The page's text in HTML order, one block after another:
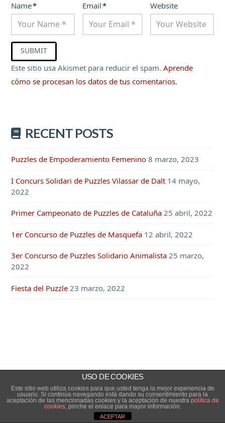
Name* Email* Website
Este sitio usa Akismet para reducir el spam.Aprende
cómo se procesan los datos de tus comentarios.
RECENT POSTS
Puzzles de Empoderamiento Femenino 8 marzo, 2023
I Concurs Solidari de Puzzles Vilassar de Dalt 14 mayo,
2022
Primer Campeonato de Puzzles de Cataluña 25 abril, 2022
1er Concurso de Puzzles de Masquefa 12 abril, 2022
3er Concurso de Puzzles Solidario Animalista 25 marzo,
2022
Fiesta del Puzzle 23 marzo, 2022
USO DE COOKIES
Este sitio web utiliza cookies para que usted tenga la mejor experiencia de
usuario. Si continúa navegando está dando su consentimiento para la
aceptación de las mencionadas cookies y la aceptación de nuestra política de
cookies, pinche el enlace para mayor información.
ACEPTAR